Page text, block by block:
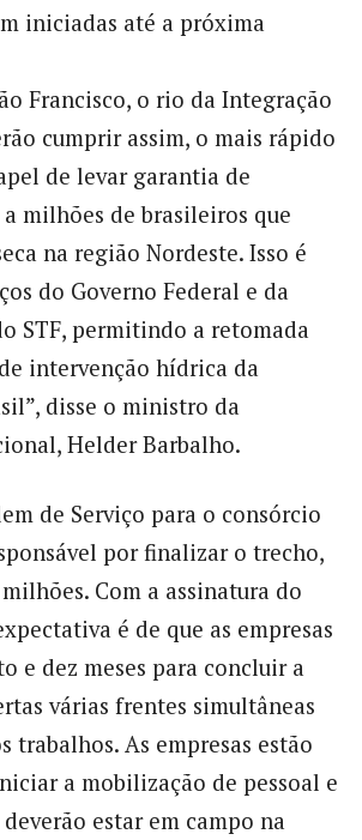
iniciadas até a próxima
Francisco, o rio da Integração
cumprir assim, o mais rápido
de levar garantia de
milhões de brasileiros que
na região Nordeste. Isso é
do Governo Federal e da
STF, permitindo a retomada
intervenção hídrica da
disse o ministro da
Helder Barbalho.
de Serviço para o consórcio
por finalizar o trecho,
Com a assinatura do
é de que as empresas
e dez meses para concluir a
várias frentes simultâneas
trabalhos. As empresas estão
a mobilização de pessoal e
estar em campo na